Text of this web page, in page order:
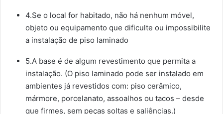
4.Se o local for habitado, não há nenhum móvel,
objeto ou equipamento que dificulte ou impossibilite
a instalação de piso laminado
5.A base é de algum revestimento que permita a
instalação. (O piso laminado pode ser instalado em
ambientes já revestidos com: piso cerâmico,
mármore, porcelanato, assoalhos ou tacos – desde
que firmes, sem peças soltas e saliências.)